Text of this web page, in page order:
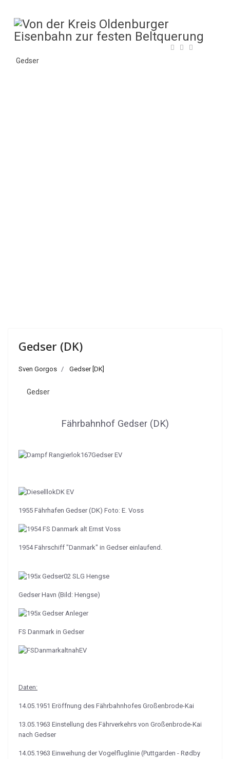
Gedser
Gedser (DK)
Sven Gorgos Gedser [DK]
Gedser
Fährbahnhof Gedser (DK)
1955 Fährhafen Gedser (DK) Foto: E. Voss
1954 Fährschiff "Danmark" in Gedser einlaufend.
Gedser Havn (Bild: Hengse)
FS Danmark in Gedser
Daten:
14.05.1951 Eröffnung des Fährbahnhofes Großenbrode-Kai
13.05.1963 Einstellung des Fährverkehrs von Großenbrode-Kai
nach Gedser
14.05.1963 Einweihung der Vogelfluglinie (Puttgarden - Rødby